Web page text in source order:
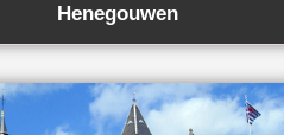
Henegouwen